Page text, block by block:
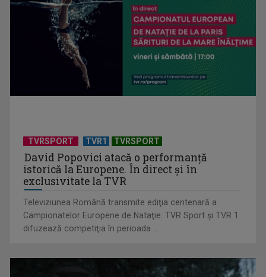
Generația baby-boom a pus Europa pe butuci?
David Popovici atacă o performanţă
istorică la Europene. În direct şi în
exclusivitate la TVR
Televiziunea Română transmite ediţia centenară a
Campionatelor Europene de Nataţie. TVR Sport şi TVR 1